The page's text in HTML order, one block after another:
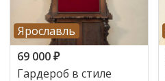
Ярославль
69 000₽
Гардероб в стиле